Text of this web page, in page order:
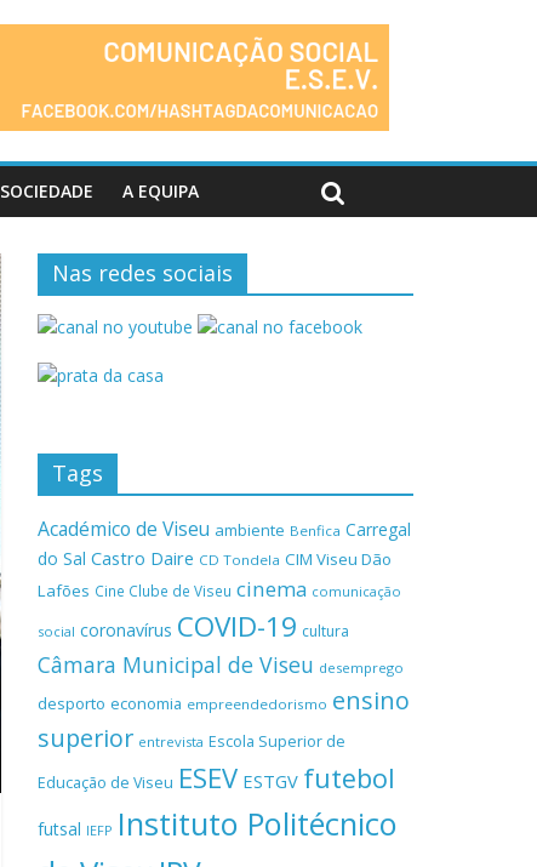
SOCIEDADE A EQUIPA
Nas redes sociais
Tags
Académico de Viseu ambiente Benfica Carregal
do Sal Castro Daire CD Tondela CIM Viseu Dão
Lafões Cine Clube de Viseu cinema comunicação
social coronavírus COVID-19 cultura
Câmara Municipal de Viseu desemprego
desporto economia empreendedorismo ensino
superior entrevista Escola Superior de
Educação de Viseu ESEV ESTGV futebol
futsal IEFP Instituto Politécnico